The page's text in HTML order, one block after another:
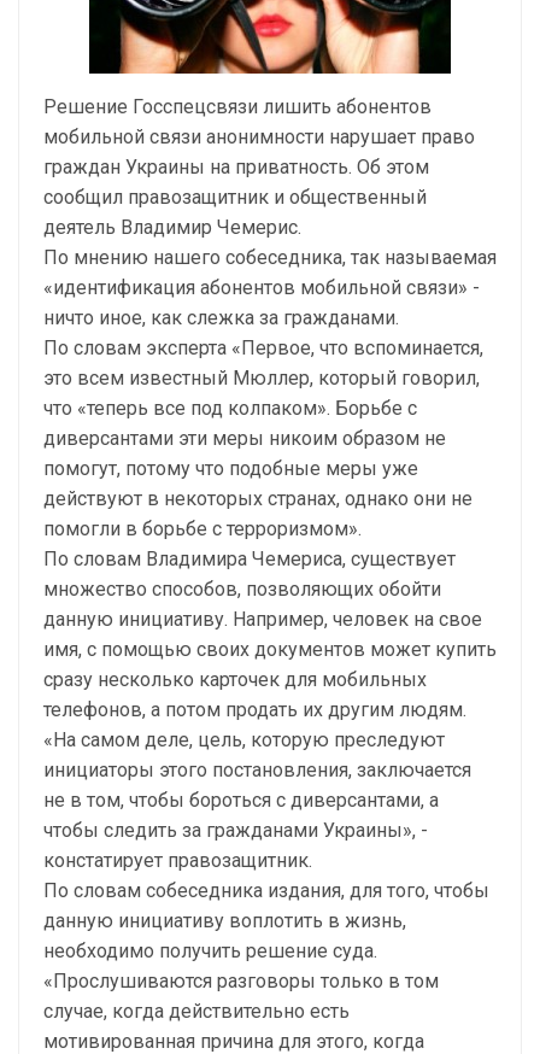
Решение Госспецсвязи лишить абонентов
мобильной связи анонимности нарушает право
граждан Украины на приватность. Об этом
сообщил правозащитник и общественный
деятель Владимир Чемерис.
По мнению нашего собеседника, так называемая
«идентификация абонентов мобильной связи» -
ничто иное, как слежка за гражданами.
По словам эксперта «Первое, что вспоминается,
это всем известный Мюллер, который говорил,
что «теперь все под колпаком». Борьбе с
диверсантами эти меры никоим образом не
помогут, потому что подобные меры уже
действуют в некоторых странах, однако они не
помогли в борьбе с терроризмом».
По словам Владимира Чемериса, существует
множество способов, позволяющих обойти
данную инициативу. Например, человек на свое
имя, с помощью своих документов может купить
сразу несколько карточек для мобильных
телефонов, а потом продать их другим людям.
«На самом деле, цель, которую преследуют
инициаторы этого постановления, заключается
не в том, чтобы бороться с диверсантами, а
чтобы следить за гражданами Украины», -
констатирует правозащитник.
По словам собеседника издания, для того, чтобы
данную инициативу воплотить в жизнь,
необходимо получить решение суда.
«Прослушиваются разговоры только в том
случае, когда действительно есть
мотивированная причина для этого, когда